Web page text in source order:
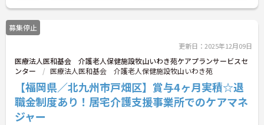
です！
ご興味のある方には、面接対策ポイントなどさらに
詳細をお話いたしますので、お気軽にご相談くださ
募集停止
更新日：2025年12月09日
医療法人医和基会 介護老人保健施設牧山いわき苑ケアプランサービスセ
ンター
医療法人医和基会 介護老人保健施設牧山いわき苑
【福岡県／北九州市戸畑区】賞与4ヶ月実積☆退
職金制度あり！居宅介護支援事業所でのケアマネ
ジャー